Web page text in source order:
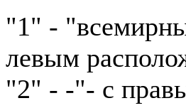
"1" -
левым
"2" - -"- с